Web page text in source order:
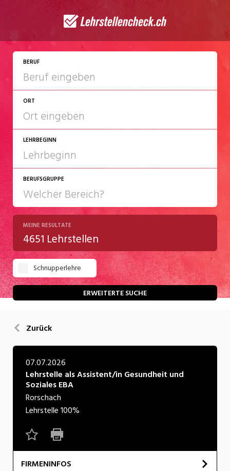
BERUF
ORT
LEHRBEGINN
2027
2028
BERUFSGRUPPE
Chemie/Pharma
Gastgewerbe
Gesundheit/Pflege/Soziales
Handwerk/Technik
Kultur
Natur
Verkehr/Logistik
Wirtschaft/Verwaltung
MEINE RESULTATE
4651 Lehrstellen
Schnupperlehre
ERWEITERTE SUCHE
Zurück
07.07.2026
Lehrstelle als Assistent/in Gesundheit und
Soziales EBA
Rorschach
Lehrstelle100%
FIRMENINFOS